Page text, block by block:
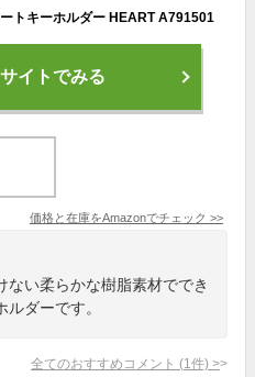
トキーホルダー HEART A791501
イトでみる
価格と在庫をAmazonでチェック >>
ない柔らかな樹脂素材ででき
ダーです。
全てのおすすめコメント (1 件) >